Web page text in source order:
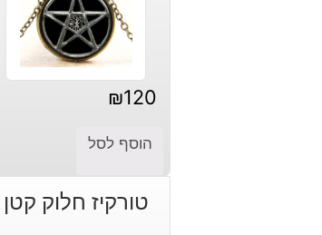
₪120
הוסף לסל
טורקיז חלוק קטן